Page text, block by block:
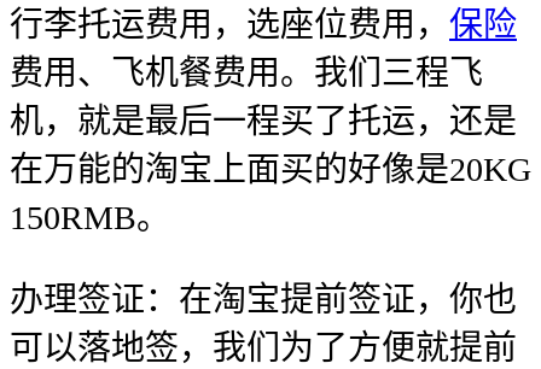
行李托运费用，选座位费用， 保险
费用、飞机餐费用。我们三程飞
机，就是最后一程买了托运，还是
在万能的淘宝上面买的好像是20KG
150RMB。
办理签证：在淘宝提前签证，你也
可以落地签，我们为了方便就提前